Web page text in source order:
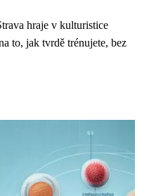
hraje v kulturistice
to, jak tvrdě trénujete, bez